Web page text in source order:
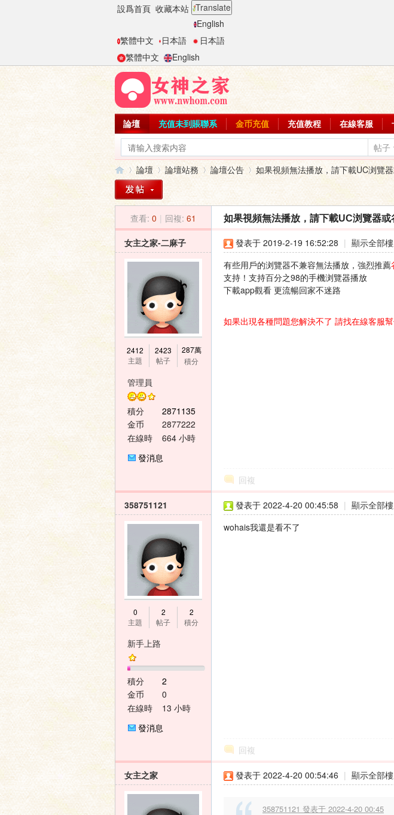
設爲首頁 收藏本站 Translate
English
繁體中文
日本語
日本語
繁體中文
English
論壇 充值未到賬聯系 金币充值 充值教程 在線客服
帖子
論壇
›
論壇站務 論壇公告
›
如果視頻無法播放，請下載UC浏覽
查看: 0 | 回複: 61 如果視頻無法播放，請下載UC浏覽器
女主之家-二麻子
2412
主題
2423
帖子
287萬
積分
管理員
積分
2871135
金币
2877222
在線時
664 小時
發消息
發表于 2019-2-19 16:52:28 | 顯示全部
有些用戶的浏覽器不兼容無法播放，強烈推薦
支持！支持百分之98的手機浏覽器播放
下載app觀看 更流暢回家不迷路
如果出現各種問題您解決不了 請找在線客服
回複
358751121
0
主題
2
帖子
2
積分
新手上路
積分
2
金币
0
在線時
13 小時
發消息
發表于 2022-4-20 00:45:58 | 顯示全部
wohais我還是看不了
回複
女主之家 發表于 2022-4-20 00:54:46 | 顯示全部
358751121 發表于 2022-4-20 00:45